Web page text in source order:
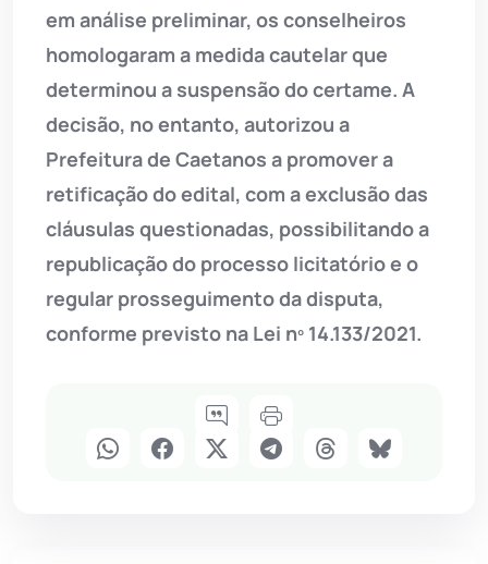
em análise preliminar, os conselheiros
homologaram a medida cautelar que
determinou a suspensão do certame. A
decisão, no entanto, autorizou a
Prefeitura de Caetanos a promover a
retificação do edital, com a exclusão das
cláusulas questionadas, possibilitando a
republicação do processo licitatório e o
regular prosseguimento da disputa,
conforme previsto na Lei nº 14.133/2021.